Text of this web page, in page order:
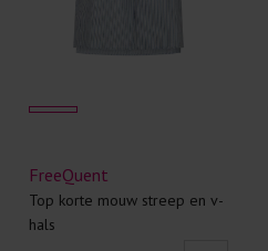
FreeQuent
Top korte mouw streep en v-
hals